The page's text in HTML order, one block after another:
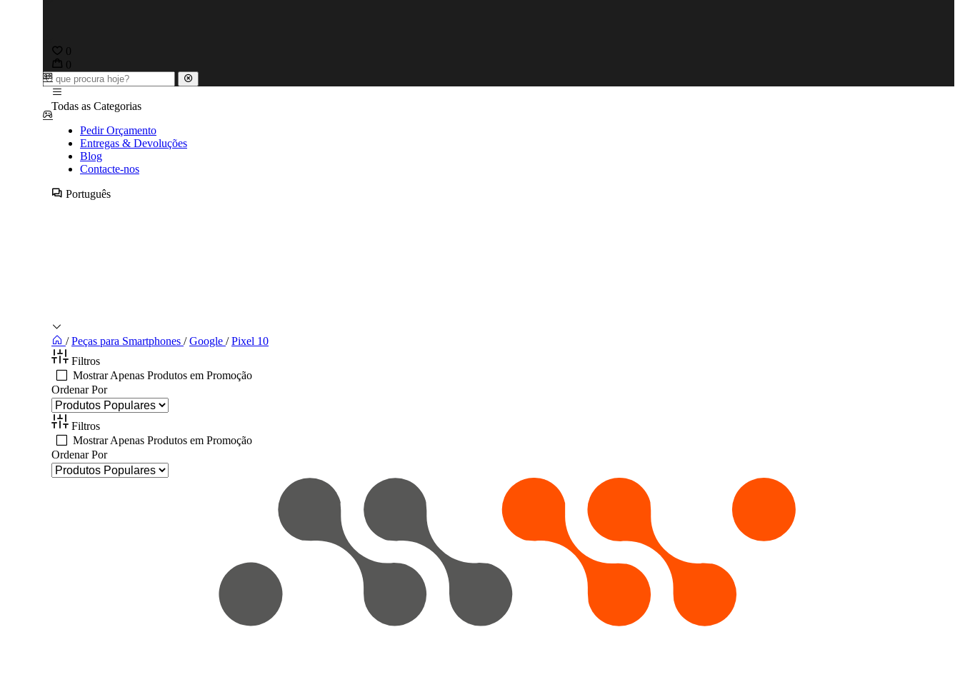
0
0
Todas as Categorias
Pedir Orçamento
Entregas & Devoluções
Blog
Contacte-nos
Português
/ Peças para Smartphones / Google / Pixel 10
Filtros
Mostrar Apenas Produtos em Promoção
Ordenar Por
Filtros
Mostrar Apenas Produtos em Promoção
Ordenar Por